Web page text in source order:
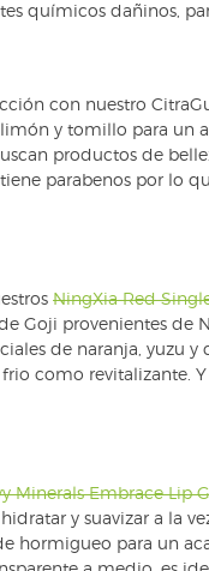
químicos dañinos,
con nuestro
y tomillo para un
productos de
parabenos por lo
NingXia Red
Goji provenientes de
de naranja, yuzu
como revitalizante.
Minerals Embrace Lip
y suavizar a la
hormigueo para un